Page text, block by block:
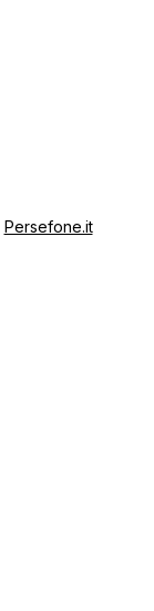
Persefone.it